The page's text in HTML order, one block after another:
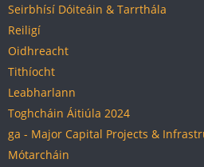
Seirbhísí Dóiteáin & Tarrthála
Reiligí
Oidhreacht
Tithíocht
Leabharlann
Toghcháin Áitiúla 2024
ga - Major Capital Projects &
Mótarcháin